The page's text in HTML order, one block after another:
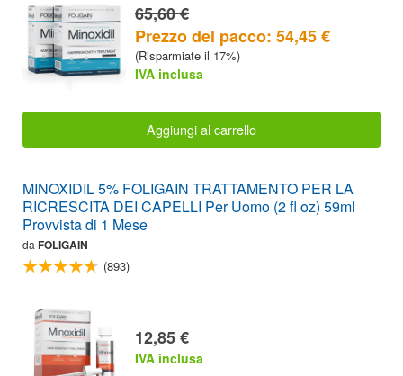
65,60 €
Prezzo del pacco: 54,45 €
(Risparmiate il 17%)
IVA inclusa
Aggiungi al carrello
MINOXIDIL 5% FOLIGAIN TRATTAMENTO PER LA
RICRESCITA DEI CAPELLI Per Uomo (2 fl oz) 59ml
Provvista di 1 Mese
daFOLIGAIN
(893)
12,85 €
IVA inclusa